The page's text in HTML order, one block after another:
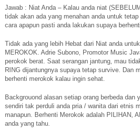
Jawab : Niat Anda – Kalau anda niat
tidak akan ada yang menahan anda untuk
cara apapun pasti anda lakukan supaya
Tidak ada yang lebih Hebat dari Niat anda
MEROKOK. Adrie Subono, Promotor Music
perokok berat. Saat serangan jantung, mau
RING dijantungnya supaya tetap survive. Dan
berhenti merokok kalau ingin sehat.
Backgrouond alasan setiap orang berbeda dan
sendiri tak perduli anda pria / wanita dari etnis
manapun. Berhenti Merokok adalah PILIHAN,
anda yang tahu.